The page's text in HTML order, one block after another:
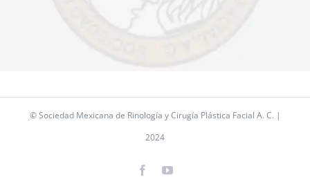
© Sociedad Mexicana de Rinología y Cirugía Plástica Facial A. C. |
2024
FacebookYouTube